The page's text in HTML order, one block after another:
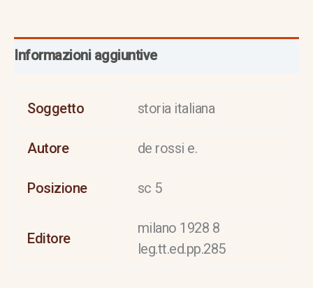
Informazioni aggiuntive
Soggetto storia italiana
Autore de rossi e.
Posizione sc 5
Editore
milano 1928 8
leg.tt.ed.pp.285